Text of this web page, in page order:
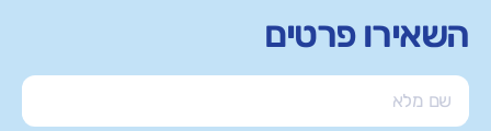
השאירו פרטים